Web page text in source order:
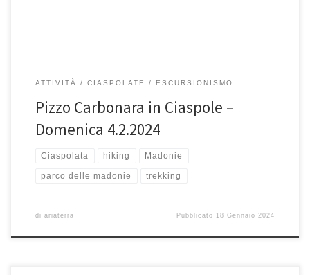
ATTIVITÀ CIASPOLATE ESCURSIONISMO
Pizzo Carbonara in Ciaspole –
Domenica 4.2.2024
Ciaspolata hiking Madonie
parco delle madonie trekking
di ariaterra Pubblicato 18 Gennaio 2024